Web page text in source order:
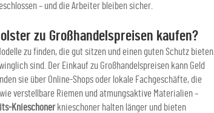
– und die Arbeiter bleiben sicher.
zu Großhandelspreisen kaufen?
zu finden, die gut sitzen und einen guten Schutz bieten.
sind. Der Einkauf zu Großhandelspreisen kann Geld
sie über Online-Shops oder lokale Fachgeschäfte, die
verstellbare Riemen und atmungsaktive Materialien –
Knieschoner knieschoner halten länger und bieten